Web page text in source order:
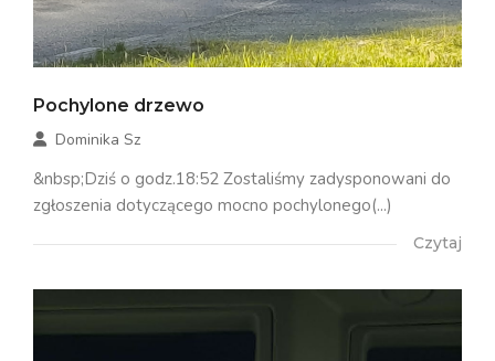
Pochylone drzewo
Dominika Sz
&nbsp;Dziś o godz.18:52 Zostaliśmy zadysponowani do
zgłoszenia dotyczącego mocno pochylonego(...)
Czytaj